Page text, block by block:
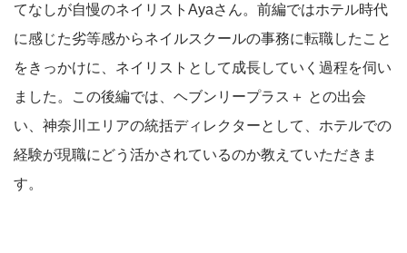
てなしが自慢のネイリストAyaさん。前編ではホテル時代
に感じた劣等感からネイルスクールの事務に転職したこと
をきっかけに、ネイリストとして成長していく過程を伺い
ました。この後編では、ヘブンリープラス＋ との出会
い、神奈川エリアの統括ディレクターとして、ホテルでの
経験が現職にどう活かされているのか教えていただきま
す。